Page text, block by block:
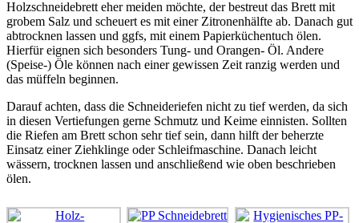
Holzschneidebrett eher meiden möchte, der bestreut das Brett mit
grobem Salz und scheuert es mit einer Zitronenhälfte ab. Danach gut
abtrocknen lassen und ggfs, mit einem Papierküchentuch ölen.
Hierfür eignen sich besonders Tung- und Orangen- Öl. Andere
(Speise-) Öle können nach einer gewissen Zeit ranzig werden und
das müffeln beginnen.
Darauf achten, dass die Schneideriefen nicht zu tief werden, da sich
in diesen Vertiefungen gerne Schmutz und Keime einnisten. Sollten
die Riefen am Brett schon sehr tief sein, dann hilft der beherzte
Einsatz einer Ziehklinge oder Schleifmaschine. Danach leicht
wässern, trocknen lassen und anschließend wie oben beschrieben
ölen.